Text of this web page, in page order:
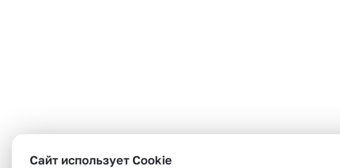
Сайт использует Cookie